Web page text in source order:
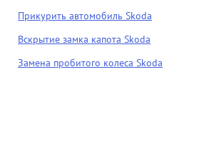
Прикурить автомобиль Skoda
Вскрытие замка капота Skoda
Замена пробитого колеса Skoda